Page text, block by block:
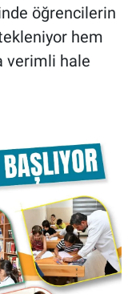
öğrencilerin
hem
verimli hale